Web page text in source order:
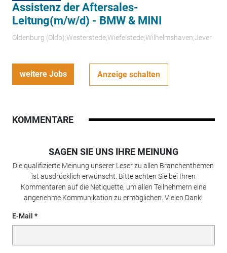
Assistenz der Aftersales-
Leitung(m/w/d) - BMW & MINI
Oldenburg (Oldb);Westerstede;Wiefelstede;Wilhelmshaven;Jever
weitere Jobs Anzeige schalten
KOMMENTARE
SAGEN SIE UNS IHRE MEINUNG
Die qualifizierte Meinung unserer Leser zu allen Branchenthemen
ist ausdrücklich erwünscht. Bitte achten Sie bei Ihren
Kommentaren auf die Netiquette, um allen Teilnehmern eine
angenehme Kommunikation zu ermöglichen. Vielen Dank!
E-Mail